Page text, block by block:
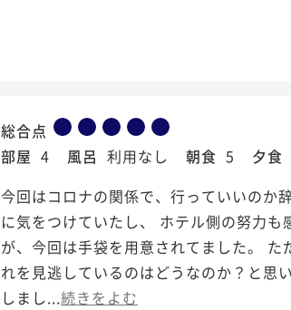
総合点
部屋 4 風呂 利用なし 朝食 5 夕食
今回はコロナの関係で、行っていいのか
に気をつけていたし、 ホテル側の努力
が、今回は手袋を用意されてました。
れを見逃しているのはどうなのか？と思
しまし...続きをよむ